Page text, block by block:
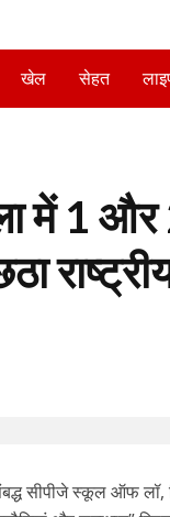
खेल सेहत
में 1 और
संबद्ध सीपीजे स्कूल ऑफ